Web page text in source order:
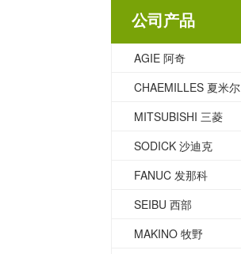
公司产品
AGIE 阿奇
CHAEMILLES 夏米尔
MITSUBISHI 三菱
SODICK 沙迪克
FANUC 发那科
SEIBU 西部
MAKINO 牧野